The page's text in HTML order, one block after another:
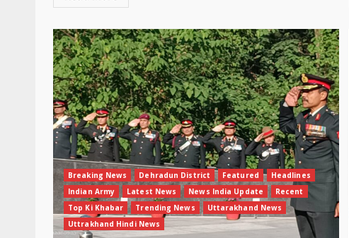
Breaking News Dehradun District Featured
Headlines
Indian Army
Latest News News India Update
Recent
Top Ki Khabar
Trending News
Uttarakhand News
Uttrakhand Hindi News